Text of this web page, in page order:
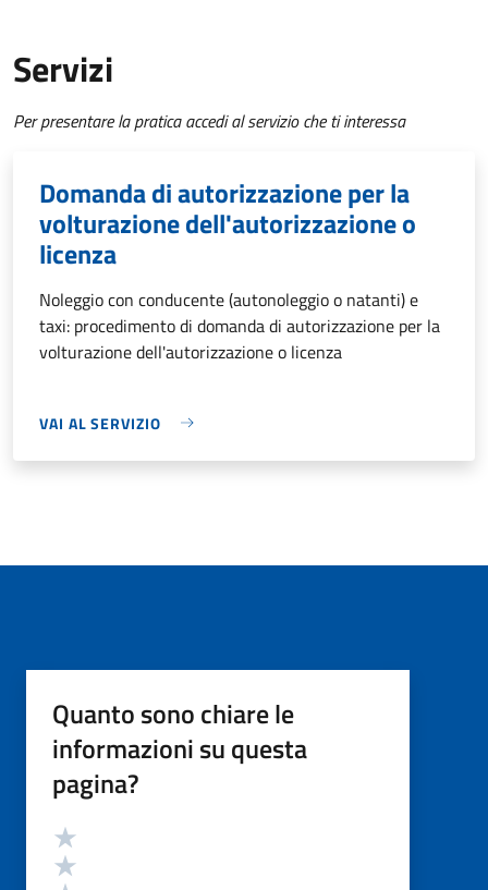
Servizi
Per presentare la pratica accedi al servizio che ti interessa
Domanda di autorizzazione per la
volturazione dell'autorizzazione o
licenza
Noleggio con conducente (autonoleggio o natanti) e
taxi: procedimento di domanda di autorizzazione per la
volturazione dell'autorizzazione o licenza
VAI AL SERVIZIO
Quanto sono chiare le
informazioni su questa
pagina?
Valutazione